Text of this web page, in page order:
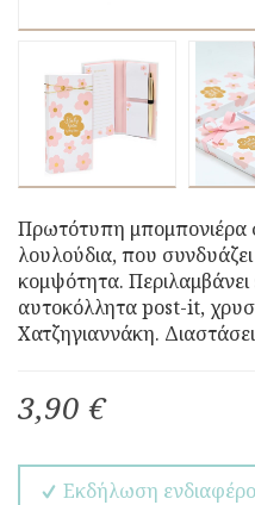
Πρωτότυπη μπομπονιέρα
λουλούδια, που
κομψότητα.
αυτοκόλλητα post-it,
Χατζηγιαννάκη.
3,90 €
Εκδήλωση